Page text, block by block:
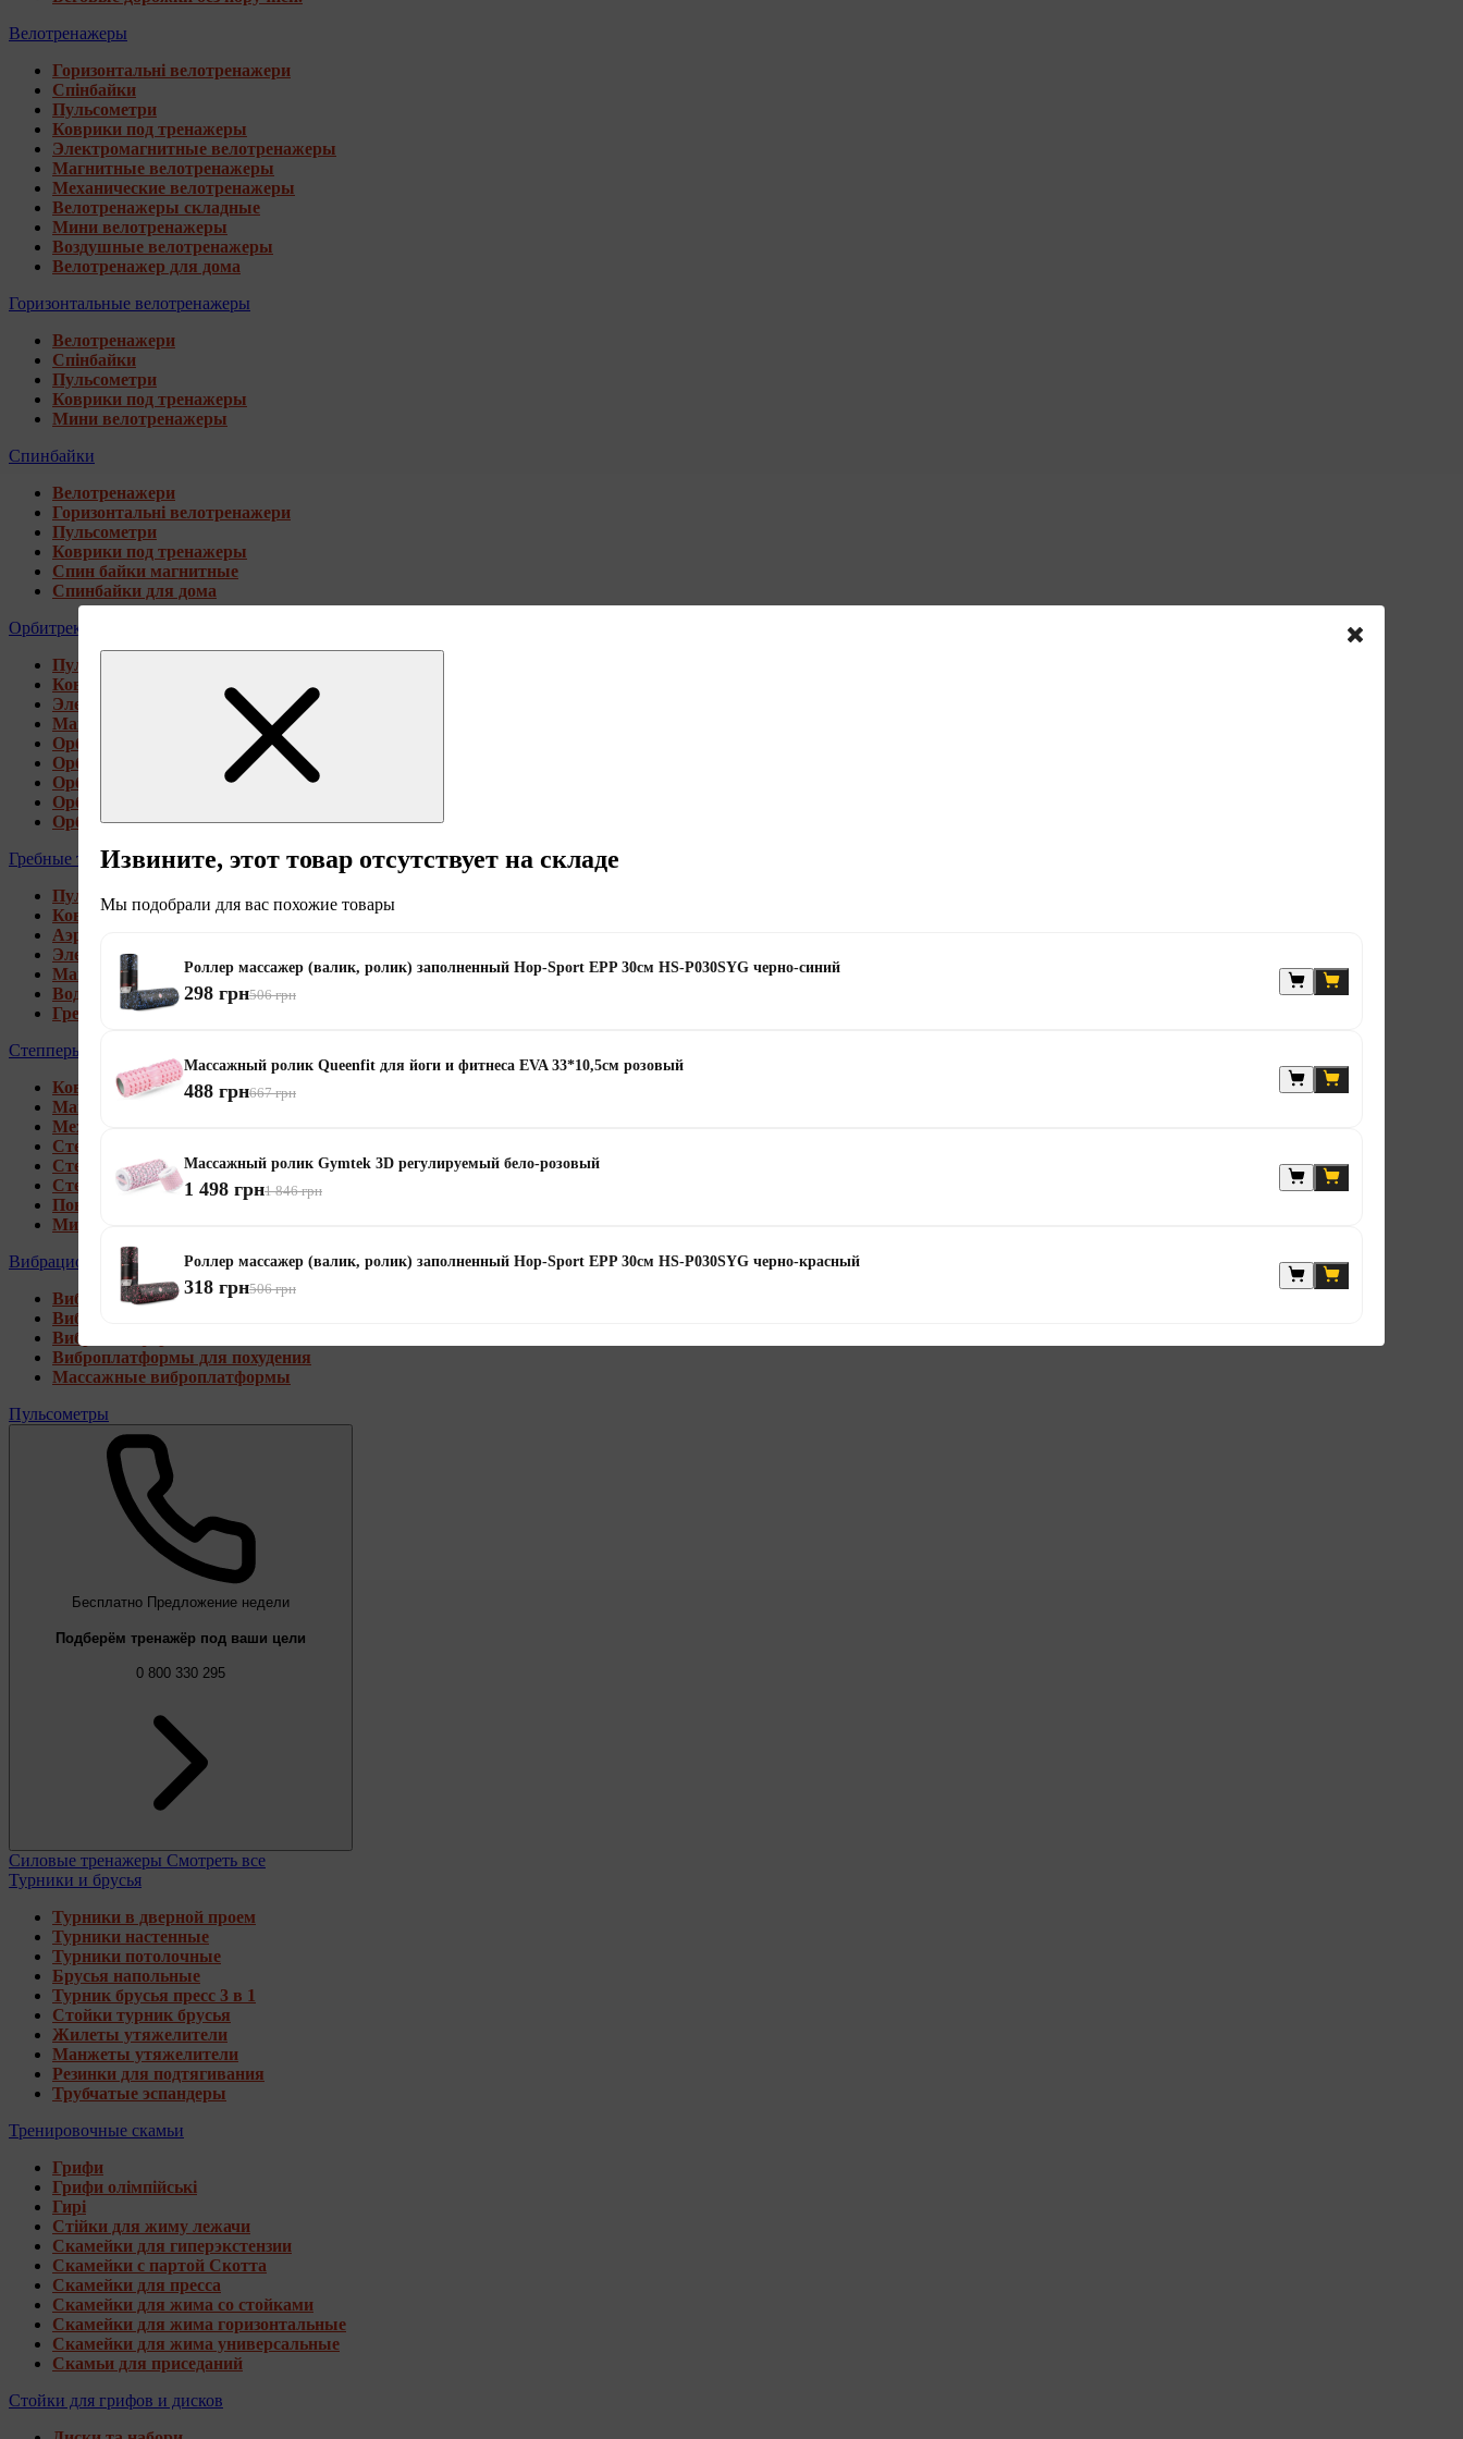
Велотренажеры
Горизонтальні велотренажери
Спінбайки
Пульсометри
Коврики под тренажеры
Электромагнитные велотренажеры
Магнитные велотренажеры
Механические велотренажеры
Велотренажеры складные
Мини велотренажеры
Воздушные велотренажеры
Велотренажер для дома
Горизонтальные велотренажеры
Велотренажери
Спінбайки
Пульсометри
Коврики под тренажеры
Мини велотренажеры
Спинбайки
Велотренажери
Горизонтальні велотренажери
Пульсометри
Коврики под тренажеры
Спин байки магнитные
Спинбайки для дома
Орбитреки
Пульсометри
Коврики под тренажеры
Электромагнитные орбитреки
Магнитные орбитреки
Орбитреки переднеприводные
Орбитреки заднеприводные
Орбитреки для высоких пользователей
Орбитреки генераторные
Орбитреки для дома
Гребные тренажеры
Пульсометри
Коврики под тренажеры
Аэромагнитные гребные тренажеры
Электромагнитные гребные тренажеры
Магнитные гребные тренажеры
Водные гребные тренажеры
Гребные тренажеры для дома
Степперы
Коврики под тренажеры
Магнитные степперы
Механические степперы
Степперы со стойкой
Степперы с эспандерами
Степперы с рукоятками
Поворотные степперы
Мини степперы
Вибрационные платформы
Виброплатформы для дома
Виброплатформы 4D
Виброплатформы 3D
Виброплатформы для похудения
Массажные виброплатформы
Пульсометры
Бесплатно Предложение недели
Подберём тренажёр под ваши цели
0 800 330 295
Силовые тренажеры Смотреть все
Турники и брусья
Турники в дверной проем
Турники настенные
Турники потолочные
Брусья напольные
Турник брусья пресс 3 в 1
Стойки турник брусья
Жилеты утяжелители
Манжеты утяжелители
Резинки для подтягивания
Трубчатые эспандеры
Тренировочные скамьи
Грифи
Грифи олімпійські
Гирі
Стійки для жиму лежачи
Скамейки для гиперэкстензии
Скамейки с партой Скотта
Скамейки для пресса
Скамейки для жима со стойками
Скамейки для жима горизонтальные
Скамейки для жима универсальные
Скамьи для приседаний
Стойки для грифов и дисков
Извините, этот товар отсутствует на складе
Мы подобрали для вас похожие товары
Роллер массажер (валик, ролик) заполненный Hop-Sport EPP 30см HS-P030SYG черно-синий
298 грн506 грн
Массажный ролик Queenfit для йоги и фитнеса EVA 33*10,5см розовый
488 грн667 грн
Массажный ролик Gymtek 3D регулируемый бело-розовый
1 498 грн1 846 грн
Роллер массажер (валик, ролик) заполненный Hop-Sport EPP 30см HS-P030SYG черно-красный
318 грн506 грн